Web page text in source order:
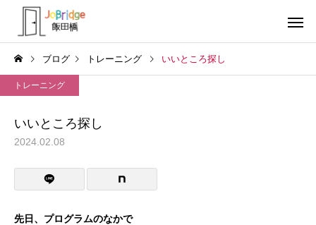
働き続けるための土台
ブログ トレーニング いいところ探し
トレーニング
いいところ探し
2024.02.08
先日、プログラムのなかで